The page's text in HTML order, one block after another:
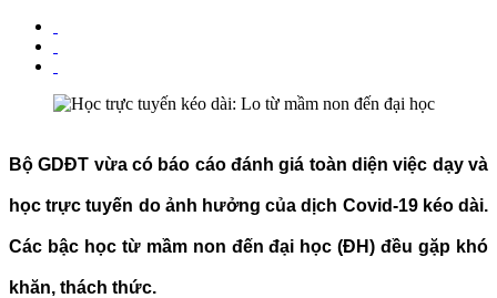
Bộ GDĐT vừa có báo cáo đánh giá toàn diện việc dạy và
học trực tuyến do ảnh hưởng của dịch Covid-19 kéo dài.
Các bậc học từ mầm non đến đại học (ĐH) đều gặp khó
khăn, thách thức.